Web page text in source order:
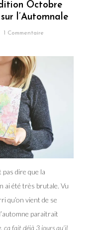
Octobre
l’Automnale
1 Commentaire
pas dire que la
ai été très brutale. Vu
qu’on vient de se
paraitrait
ça fait déjà 3 jours qu’il